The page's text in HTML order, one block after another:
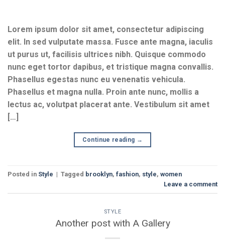
Lorem ipsum dolor sit amet, consectetur adipiscing
elit. In sed vulputate massa. Fusce ante magna, iaculis
ut purus ut, facilisis ultrices nibh. Quisque commodo
nunc eget tortor dapibus, et tristique magna convallis.
Phasellus egestas nunc eu venenatis vehicula.
Phasellus et magna nulla. Proin ante nunc, mollis a
lectus ac, volutpat placerat ante. Vestibulum sit amet
[…]
Continue reading →
Posted in Style | Tagged brooklyn, fashion, style, women
Leave a comment
STYLE
Another post with A Gallery